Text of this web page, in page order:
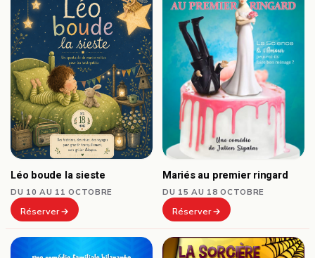
Léo boude la sieste
DU 10 AU 11 OCTOBRE
Réserver
Mariés au premier ringard
DU 15 AU 18 OCTOBRE
Réserver